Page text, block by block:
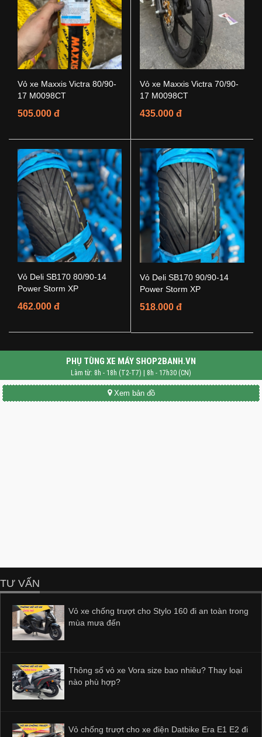
Vỏ xe Maxxis Victra 80/90-
17 M0098CT
505.000 đ
Vỏ xe Maxxis Victra 70/90-
17 M0098CT
435.000 đ
Vỏ Deli SB170 80/90-14
Power Storm XP
462.000 đ
Vỏ Deli SB170 90/90-14
Power Storm XP
518.000 đ
PHỤ TÙNG XE MÁY SHOP2BANH.VN
Làm từ: 8h - 18h (T2-T7) | 8h - 17h30 (CN)
Xem bản đồ
TƯ VẤN
Vỏ xe chống trượt cho Stylo 160 đi an toàn trong
mùa mưa đến
Thông số vỏ xe Vora size bao nhiêu? Thay loại
nào phù hợp?
Vỏ chống trượt cho xe điện Datbike Era E1 E2 đi